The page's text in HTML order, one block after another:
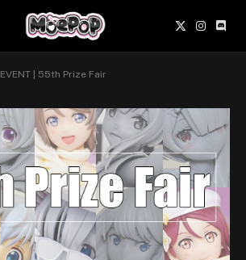
X
(Twitter)
EVENT | 55th Prize Fair